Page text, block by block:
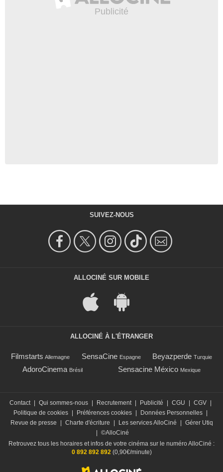
SUIVEZ-NOUS
ALLOCINÉ SUR MOBILE
ALLOCINÉ À L'ÉTRANGER
Filmstarts Allemagne SensaCine Espagne Beyazperde Turquie
AdoroCinema Brésil Sensacine México Mexique
Contact Qui sommes-nous Recrutement Publicité CGU CGV
Politique de cookies
Préférences cookies Données Personnelles
Revue de presse
Charte d'écriture Les services AlloCiné
Gérer Utiq
©AlloCiné
Retrouvez tous les horaires et infos de votre cinéma sur le numéro AlloCiné :
0 892 892 892(0,90€/minute)